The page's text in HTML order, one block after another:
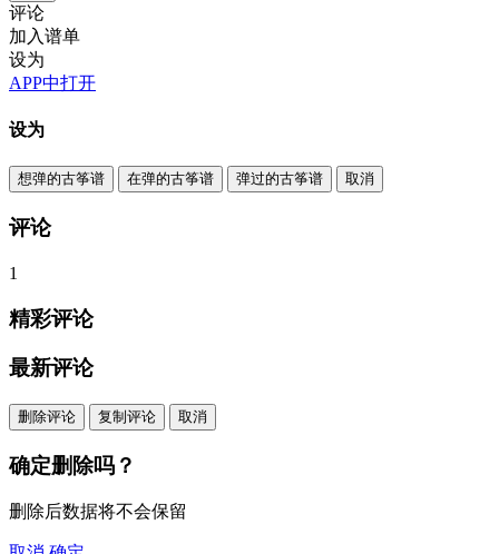
评论
加入谱单
设为
APP中打开
设为
想弹的古筝谱 在弹的古筝谱 弹过的古筝谱 取消
评论
1
精彩评论
最新评论
删除评论 复制评论 取消
确定删除吗？
删除后数据将不会保留